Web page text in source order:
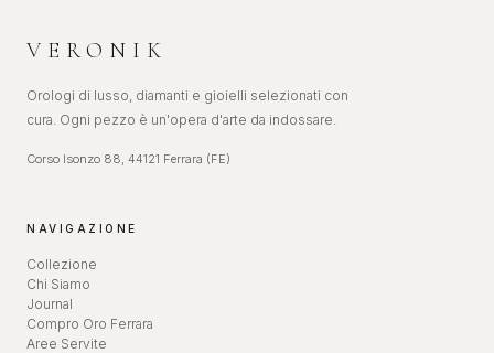
VERONIK
Orologi di lusso, diamanti e gioielli selezionati con
cura. Ogni pezzo è un'opera d'arte da indossare.
Corso Isonzo 88, 44121 Ferrara (FE)
NAVIGAZIONE
Collezione
Chi Siamo
Journal
Compro Oro Ferrara
Aree Servite